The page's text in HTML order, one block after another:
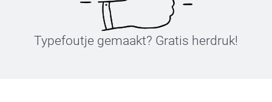
Typefoutje gemaakt? Gratis herdruk!